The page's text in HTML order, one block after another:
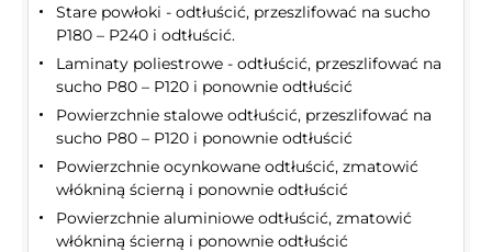
Stare powłoki - odtłuścić, przeszlifować na sucho
P180 – P240 i odtłuścić.
Laminaty poliestrowe - odtłuścić, przeszlifować na
sucho P80 – P120 i ponownie odtłuścić
Powierzchnie stalowe odtłuścić, przeszlifować na
sucho P80 – P120 i ponownie odtłuścić
Powierzchnie ocynkowane odtłuścić, zmatowić
włókniną ścierną i ponownie odtłuścić
Powierzchnie aluminiowe odtłuścić, zmatowić
włókniną ścierną i ponownie odtłuścić